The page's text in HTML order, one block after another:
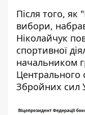
Після того, як
вибори,
Ніколайчук
спортивної
начальником
Центрального
Збройних сил